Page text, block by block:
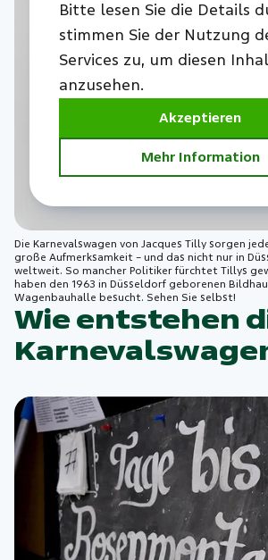
Bitte lesen Sie die Details
stimmen Sie der Nutzung
Services zu, um diesen
anzusehen.
Akzeptieren
Mehr Information
Die Karnevalswagen von Jacques Tilly sorgen
große Aufmerksamkeit – und das nicht nur in
weltweit. So mancher Politiker fürchtet Tillys
haben den 1963 in Düsseldorf geborenen
Wagenbauhalle besucht. Sehen Sie selbst!
Wie entstehen